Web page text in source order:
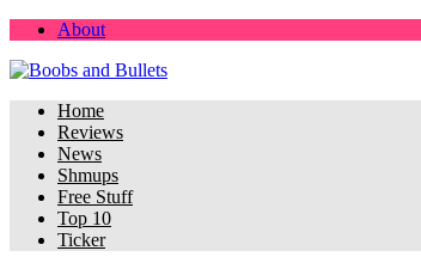
About
Home
Reviews
News
Shmups
Free Stuff
Top 10
Ticker